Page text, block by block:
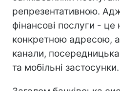
репрезентативною.
фінансові послуги - це
конкретною адресою, а
канали,
та мобільні застосунки.